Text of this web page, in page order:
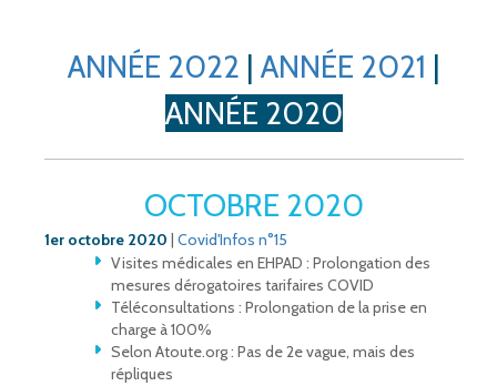
ANNÉE 2022 | ANNÉE 2021 |
ANNÉE 2020
OCTOBRE 2020
1er octobre 2020 | Covid'Infos n°15
Visites médicales en EHPAD : Prolongation des
mesures dérogatoires tarifaires COVID
Téléconsultations : Prolongation de la prise en
charge à 100%
Selon Atoute.org : Pas de 2e vague, mais des
répliques